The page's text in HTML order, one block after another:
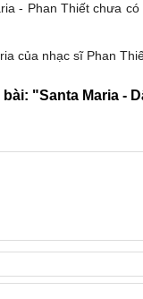
- Phan Thiết chưa
của nhạc sĩ Phan
bài: "Santa Maria -